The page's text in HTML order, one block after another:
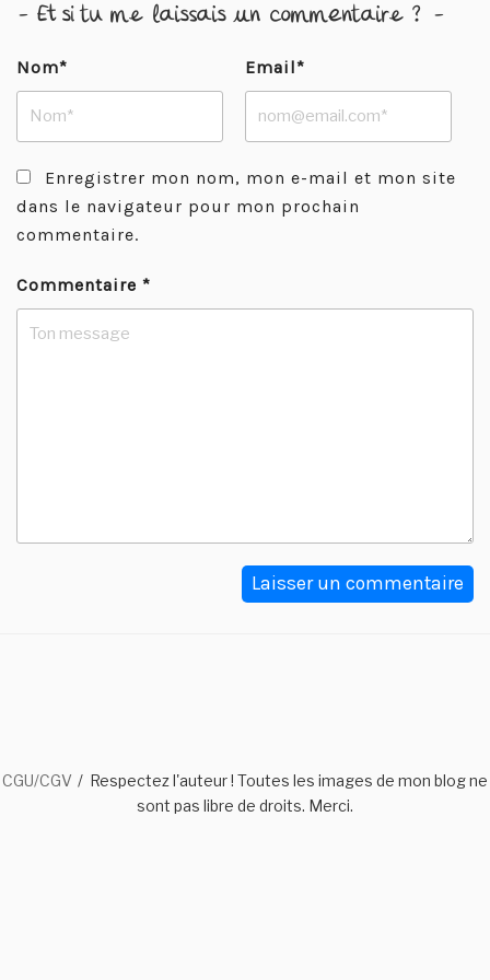
- Et si tu me laissais un commentaire ? -
Nom* Email*
Enregistrer mon nom, mon e-mail et mon site
dans le navigateur pour mon prochain
commentaire.
Commentaire *
CGU/CGV
Respectez l'auteur ! Toutes les images de mon blog ne
sont pas libre de droits. Merci.